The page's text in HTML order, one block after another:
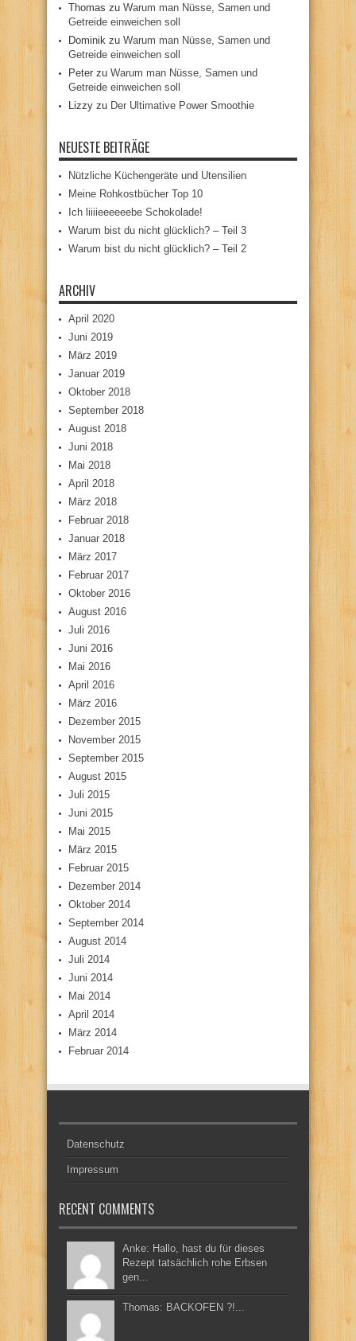
Thomas zu Warum man Nüsse, Samen und
Getreide einweichen soll
Dominik zu Warum man Nüsse, Samen und
Getreide einweichen soll
Peter zu Warum man Nüsse, Samen und
Getreide einweichen soll
Lizzy zu Der Ultimative Power Smoothie
NEUESTE BEITRÄGE
Nützliche Küchengeräte und Utensilien
Meine Rohkostbücher Top 10
Ich liiiieeeeeebe Schokolade!
Warum bist du nicht glücklich? – Teil 3
Warum bist du nicht glücklich? – Teil 2
ARCHIV
April 2020
Juni 2019
März 2019
Januar 2019
Oktober 2018
September 2018
August 2018
Juni 2018
Mai 2018
April 2018
März 2018
Februar 2018
Januar 2018
März 2017
Februar 2017
Oktober 2016
August 2016
Juli 2016
Juni 2016
Mai 2016
April 2016
März 2016
Dezember 2015
November 2015
September 2015
August 2015
Juli 2015
Juni 2015
Mai 2015
März 2015
Februar 2015
Dezember 2014
Oktober 2014
September 2014
August 2014
Juli 2014
Juni 2014
Mai 2014
April 2014
März 2014
Februar 2014
Datenschutz
Impressum
RECENT COMMENTS
Anke: Hallo, hast du für dieses
Rezept tatsächlich rohe Erbsen
gen...
Thomas: BACKOFEN ?!...